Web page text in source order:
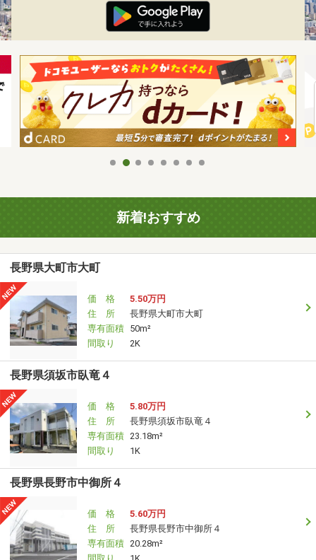
新着!おすすめ
長野県大町市大町
価 格
5.50万円
住 所
長野県大町市大町
専有面積 50m²
間取り
2K
長野県須坂市臥竜４
価 格
5.80万円
住 所
長野県須坂市臥竜４
専有面積 23.18m²
間取り
1K
長野県長野市中御所４
価 格
5.60万円
住 所
長野県長野市中御所４
専有面積 20.28m²